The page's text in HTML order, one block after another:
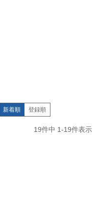
新着順 登録順
19件中 1-19件表示